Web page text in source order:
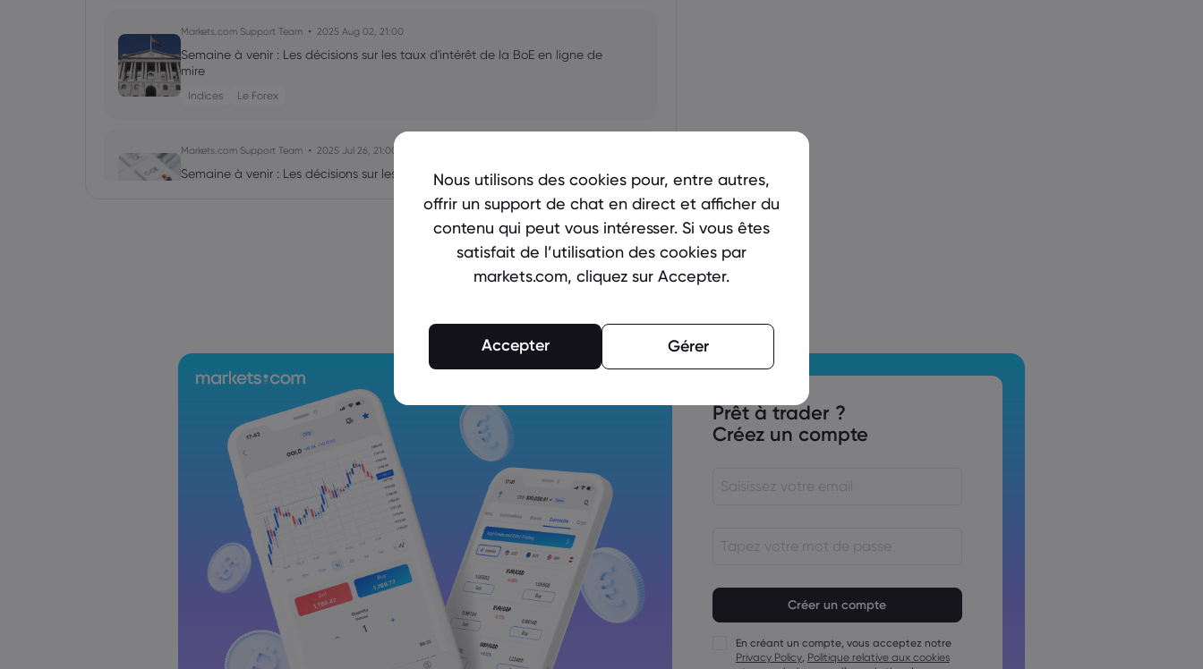
Markets.com Support Team 2025 Aug 02, 21:00
Semaine à venir : Les décisions sur les taux d'intérêt de la BoE en ligne de
mire
Indices Le Forex
Markets.com Support Team 2025 Jul 26, 21:00
Semaine à venir : Les décisions sur les taux d'intérêt de la Fed, de la BoC et
Markets.com Support Team 2025 Jul 12, 21:00
Semaine à venir : Les données sur l’inflation aux États-Unis, au Canada et
au Royaume-Uni occupent le devant de la scène
Le Forex Indices
Markets.com Support Team 2025 Jul 05, 21:00
La semaine à venir : l'attention se tourne vers la politique monétaire de la
RBA et de la RBNZ
Le Forex Indices
Prêt à trader ?
Créez un compte
Le mot de passe doit comporter entre 8 et
15&nbsp;caractères
Le mot de passe doit contenir au moins
Le mot de passe doit contenir au moins 1 lettre
majuscule.
En créant un compte, vous acceptez notre
Privacy Policy, Politique relative aux cookies
Nous utilisons des cookies pour, entre autres,
offrir un support de chat en direct et afficher du
contenu qui peut vous intéresser. Si vous êtes
satisfait de l’utilisation des cookies par
markets.com, cliquez sur Accepter.
Accepter Gérer